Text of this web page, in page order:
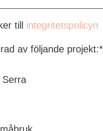
till integritetspolicyn
av följande projekt:*
Serra